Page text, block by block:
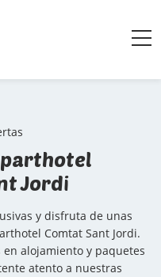
Jordi
y disfruta de unas
Comtat Sant Jordi.
alojamiento y paquetes
atento a nuestras